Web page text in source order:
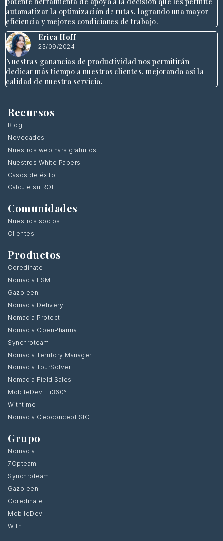
automatizar la optimización de rutas, logrando una mayor
eficiencia y mejores condiciones de trabajo.
Erica Hoff
23/09/2024
Nuestras ganancias de productividad nos permitirán
dedicar más tiempo a nuestros clientes, mejorando así la
calidad de nuestro servicio.
Recursos
Blog
Novedades
Nuestros webinars gratuitos
Nuestros White Papers
Casos de éxito
Calcule su ROI
Comunidades
Nuestros socios
Clientes
Productos
Coredinate
Nomadia FSM
Gazoleen
Nomadia Delivery
Nomadia Protect
Nomadia OpenPharma
Synchroteam
Nomadia Territory Manager
Nomadia TourSolver
Nomadia Field Sales
MobileDev F.i360°
Withtime
Nomadia Geoconcept SIG
Grupo
Nomadia
7Opteam
Synchroteam
Gazoleen
Coredinate
MobileDev
With